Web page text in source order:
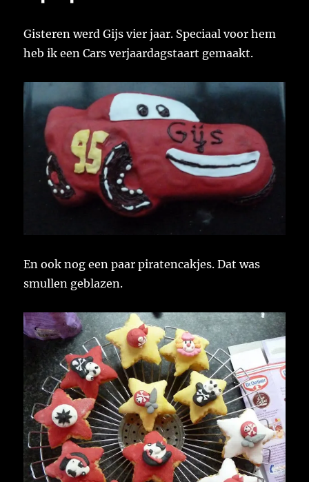
Gisteren werd Gijs vier jaar. Speciaal voor hem
heb ik een Cars verjaardagstaart gemaakt.
En ook nog een paar piratencakjes. Dat was
smullen geblazen.